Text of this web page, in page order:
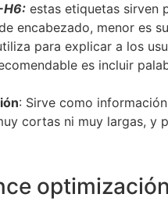
H6: estas etiquetas sirven
encabezado, menor es
para explicar a los
es incluir
: Sirve como
cortas ni muy largas, y